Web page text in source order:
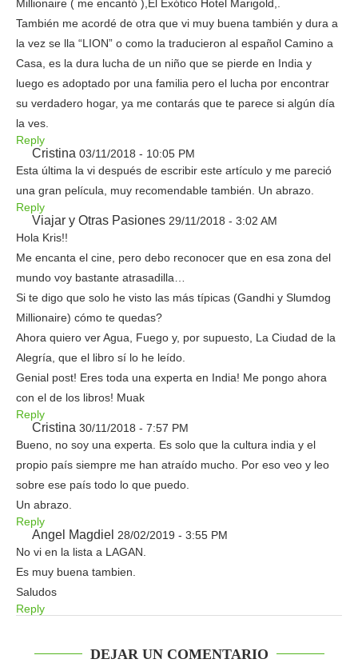
Millionaire ( me encantó ),El Exótico Hotel Marigold,.
También me acordé de otra que vi muy buena también y dura a
la vez se lla “LION” o como la traducieron al español Camino a
Casa, es la dura lucha de un niño que se pierde en India y
luego es adoptado por una familia pero el lucha por encontrar
su verdadero hogar, ya me contarás que te parece si algún día
la ves.
Reply
Cristina 03/11/2018 - 10:05 PM
Esta última la vi después de escribir este artículo y me pareció
una gran película, muy recomendable también. Un abrazo.
Reply
Viajar y Otras Pasiones 29/11/2018 - 3:02 AM
Hola Kris!!
Me encanta el cine, pero debo reconocer que en esa zona del
mundo voy bastante atrasadilla…
Si te digo que solo he visto las más típicas (Gandhi y Slumdog
Millionaire) cómo te quedas?
Ahora quiero ver Agua, Fuego y, por supuesto, La Ciudad de la
Alegría, que el libro sí lo he leído.
Genial post! Eres toda una experta en India! Me pongo ahora
con el de los libros! Muak
Reply
Cristina 30/11/2018 - 7:57 PM
Bueno, no soy una experta. Es solo que la cultura india y el
propio país siempre me han atraído mucho. Por eso veo y leo
sobre ese país todo lo que puedo.
Un abrazo.
Reply
Angel Magdiel 28/02/2019 - 3:55 PM
No vi en la lista a LAGAN.
Es muy buena tambien.
Saludos
Reply
DEJAR UN COMENTARIO